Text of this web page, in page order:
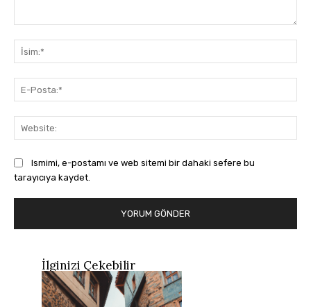
Ismimi, e-postamı ve web sitemi bir dahaki sefere bu
tarayıcıya kaydet.
İlginizi Çekebilir